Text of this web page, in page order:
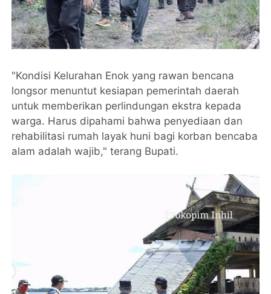
"Kondisi Kelurahan Enok yang rawan bencana
longsor menuntut kesiapan pemerintah daerah
untuk memberikan perlindungan ekstra kepada
warga. Harus dipahami bahwa penyediaan dan
rehabilitasi rumah layak huni bagi korban bencaba
alam adalah wajib," terang Bupati.